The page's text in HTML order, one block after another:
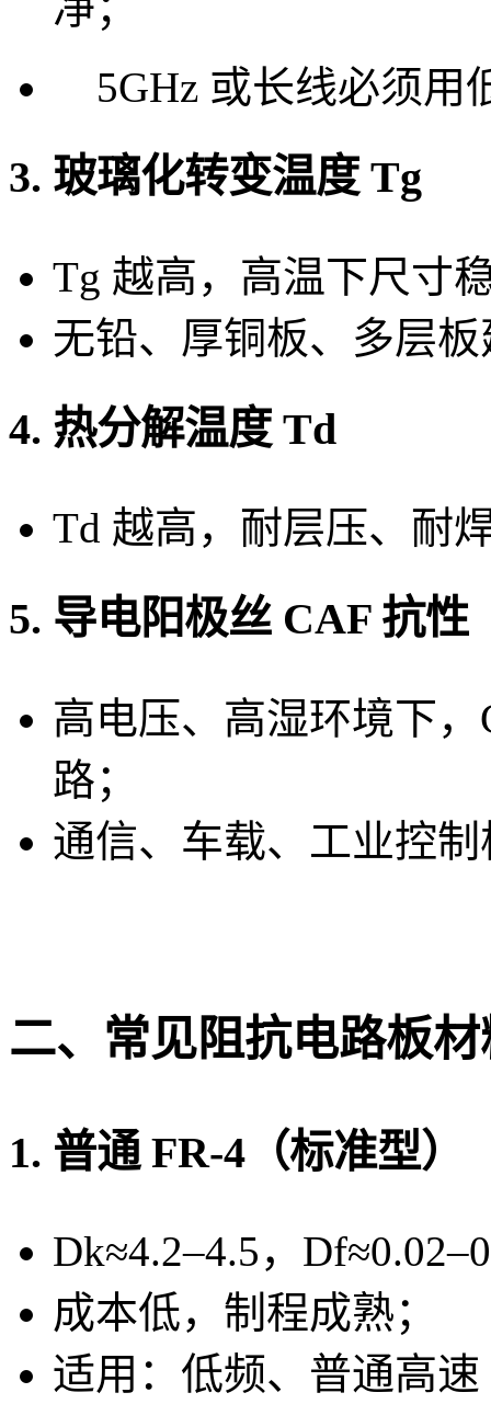
5GHz 或长线必须用
3. 玻璃化转变温度 Tg
Tg 越高，高温下尺寸
无铅、厚铜板、多层
4. 热分解温度 Td
Td 越高，耐层压、耐
5. 导电阳极丝 CAF 抗性
高电压、高湿环境下
路；
通信、车载、工业控
二、常见阻抗电路板
1. 普通 FR-4（标准型）
Dk≈4.2–4.5，
成本低，制程成熟；
适用：低频、普通高